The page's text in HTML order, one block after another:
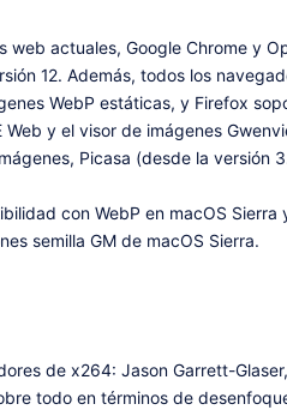
web actuales, Google Chrome y
12. Además, todos los
WebP estáticas, y Firefox
Web y el visor de imágenes
Picasa (desde la versión
con WebP en macOS
semilla GM de macOS Sierra.
de x264: Jason Garrett-
todo en términos de